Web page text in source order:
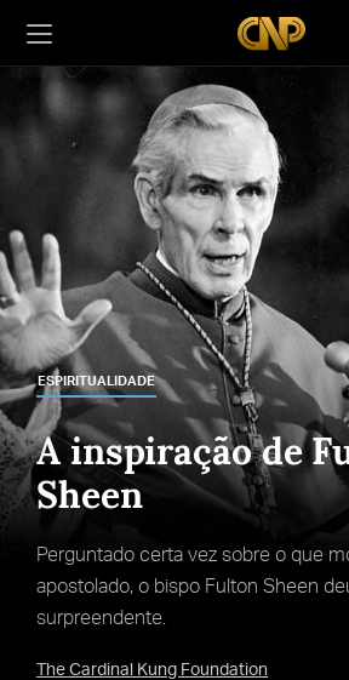
ESPIRITUALIDADE
A inspiração de
Sheen
Perguntado certa vez sobre o que
apostolado, o bispo Fulton Sheen
surpreendente.
The Cardinal Kung Foundation